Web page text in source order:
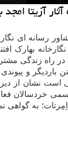
با عنوان مهرِ
نگارخانه
زندگی
و
است نشان از
تجسمی
از روز شنبه، ۱۹ تا روز